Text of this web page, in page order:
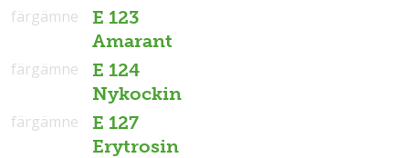
E 123
Amarant
färgämne
E 124
Nykockin
färgämne
E 127
Erytrosin
färgämne